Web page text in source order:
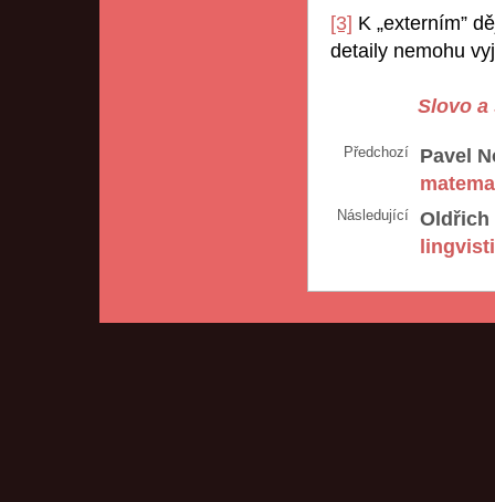
[3] K „externím”
detaily nemohu
Slovo a
Předchozí
Pavel
Následující
Oldřich